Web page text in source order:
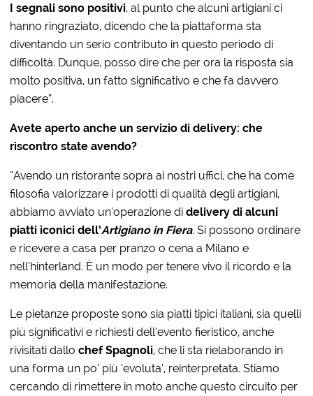
I segnali sono positivi, al punto che alcuni artigiani ci
hanno ringraziato, dicendo che la piattaforma sta
diventando un serio contributo in questo periodo di
difficoltà. Dunque, posso dire che per ora la risposta sia
molto positiva, un fatto significativo e che fa davvero
piacere”.
Avete aperto anche un servizio di delivery: che
riscontro state avendo?
“Avendo un ristorante sopra ai nostri uffici, che ha come
filosofia valorizzare i prodotti di qualità degli artigiani,
abbiamo avviato un’operazione didelivery di alcuni
piatti iconici dell’Artigiano in Fiera. Si possono ordinare
e ricevere a casa per pranzo o cena a Milano e
nell’hinterland. È un modo per tenere vivo il ricordo e la
memoria della manifestazione.
Le pietanze proposte sono sia piatti tipici italiani, sia quelli
più significativi e richiesti dell’evento fieristico, anche
rivisitati dallochef Spagnoli, che li sta rielaborando in
una forma un po’ più ‘evoluta’, reinterpretata. Stiamo
cercando di rimettere in moto anche questo circuito per